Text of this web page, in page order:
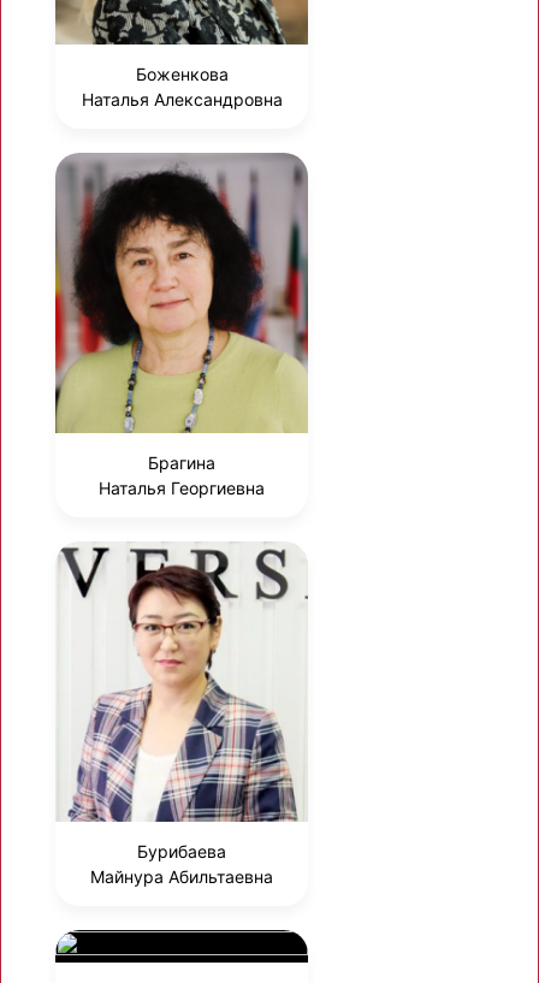
Боженкова
Наталья Александровна
Брагина
Наталья Георгиевна
Бурибаева
Майнура Абильтаевна